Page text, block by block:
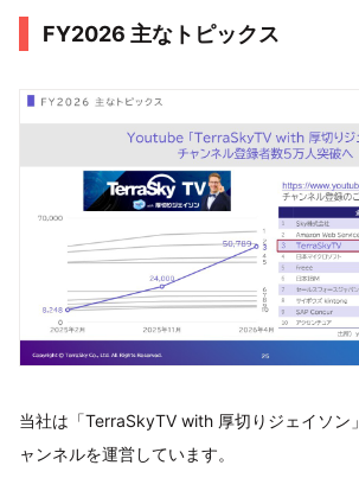
FY2026 主なトピックス
当社は「TerraSkyTV with 厚切りジェイソン
ャンネルを運営しています。